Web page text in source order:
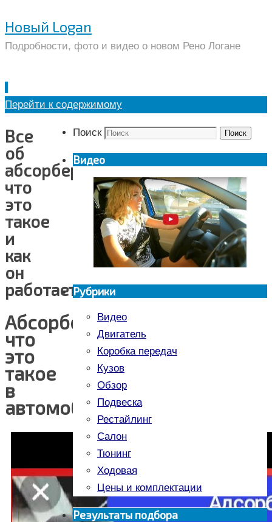
Новый Logan
Подробности, фото и видео о новом Рено Логане
Перейти к содержимому
Все
об
абсорбере:
что
это
такое
и
как
он
работает
Абсорбер:
что
это
такое
в
автомобиле?
Поиск Поиск
Видео
Рубрики
Видео
Двигатель
Коробка передач
Кузов
Обзор
Подвеска
Рестайлинг
Салон
Тюнинг
Ходовая
Цены и комплектации
Результаты подбора